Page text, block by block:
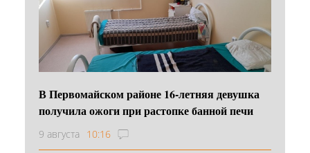
В Первомайском районе 16‑летняя девушка
получила ожоги при растопке банной печи
9 августа 10:16